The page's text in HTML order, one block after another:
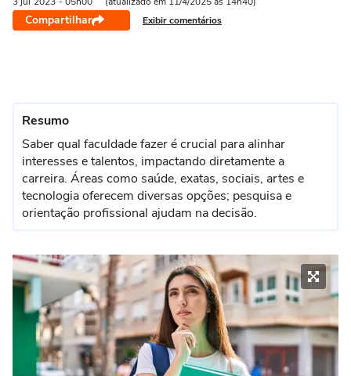
Compartilhar Exibir comentários
Resumo
Saber qual faculdade fazer é crucial para alinhar
interesses e talentos, impactando diretamente a
carreira. Áreas como saúde, exatas, sociais, artes e
tecnologia oferecem diversas opções; pesquisa e
orientação profissional ajudam na decisão.